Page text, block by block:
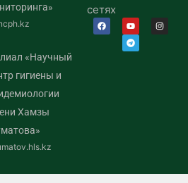
«Научный
гигиены и
Хамзы
сетях